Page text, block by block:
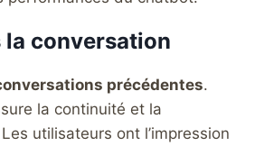
la conversation
précédentes.
la continuité et la
utilisateurs ont l’impression